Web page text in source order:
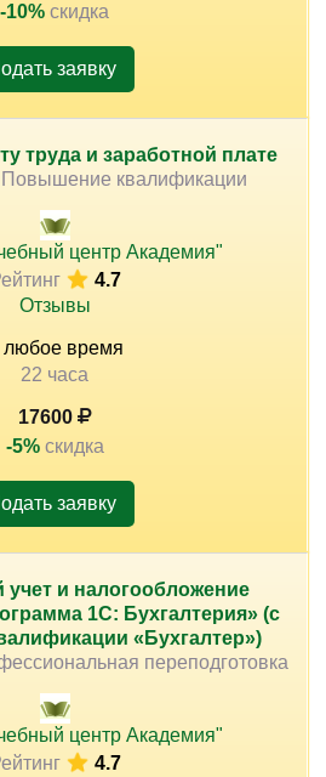
-10% скидка
заявку
труда и заработной плате
Повышение квалификации
центр Академия"
4.7
Отзывы
любое время
22 часа
17600
-5% скидка
заявку
учет и налогообложение
1С: Бухгалтерия» (с
«Бухгалтер»)
переподготовка
центр Академия"
4.7